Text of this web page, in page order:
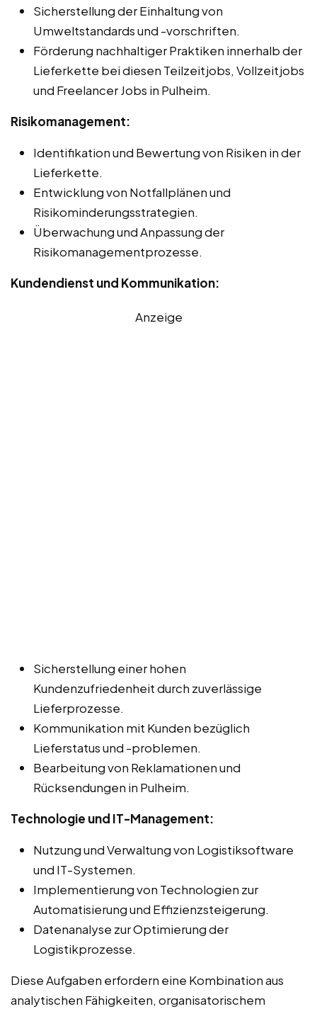
Sicherstellung der Einhaltung von
Umweltstandards und -vorschriften.
Förderung nachhaltiger Praktiken innerhalb der
Lieferkette bei diesen Teilzeitjobs, Vollzeitjobs
und Freelancer Jobs in Pulheim.
Risikomanagement:
Identifikation und Bewertung von Risiken in der
Lieferkette.
Entwicklung von Notfallplänen und
Risikominderungsstrategien.
Überwachung und Anpassung der
Risikomanagementprozesse.
Kundendienst und Kommunikation:
Anzeige
Sicherstellung einer hohen
Kundenzufriedenheit durch zuverlässige
Lieferprozesse.
Kommunikation mit Kunden bezüglich
Lieferstatus und -problemen.
Bearbeitung von Reklamationen und
Rücksendungen in Pulheim.
Technologie und IT-Management:
Nutzung und Verwaltung von Logistiksoftware
und IT-Systemen.
Implementierung von Technologien zur
Automatisierung und Effizienzsteigerung.
Datenanalyse zur Optimierung der
Logistikprozesse.
Diese Aufgaben erfordern eine Kombination aus
analytischen Fähigkeiten, organisatorischem